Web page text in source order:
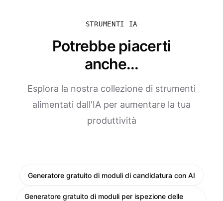
STRUMENTI IA
Potrebbe piacerti
anche...
Esplora la nostra collezione di strumenti
alimentati dall'IA per aumentare la tua
produttività
Generatore gratuito di moduli di candidatura con AI
Generatore gratuito di moduli per ispezione delle